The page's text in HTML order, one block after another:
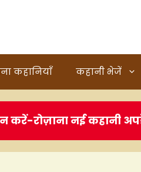
कहानियाँ कहानी भेजें
करें-रोज़ाना नई कहानी